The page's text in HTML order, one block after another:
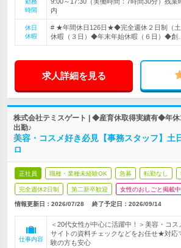
勤務
時間
内
休日
休暇
# ★年間休日126日★◆完全週休２日制（
休暇（３日）◆年末年始休暇（６日）◆創…
求人詳細を見る
株式会社テミスゲート | ◆産育休取得実績有◆年
出勤♪
美容・コスメ好き必見【事務スタッフ】土
ロ
正社員 職種・業種未経験OK 急募 転勤なし
完全週休2日制 第二新卒歓迎 女性のおしごと掲載中
情報更新日：2026/07/28 終了予定日： 2026/09/14
仕事内容
＜20代女性が中心に活躍中！＞美容・コ
サイトの資料チェックなどをお任せ★対応
験の方も安心